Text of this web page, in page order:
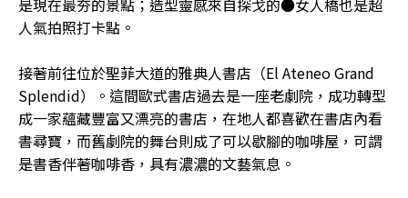
是現在最夯的景點；造型靈感來自探戈的●女人橋也是超
人氣拍照打卡點。
接著前往位於聖菲大道的雅典人書店（El Ateneo Grand
Splendid）。這間歐式書店過去是一座老劇院，成功轉型
成一家蘊藏豐富又漂亮的書店，在地人都喜歡在書店內看
書尋寶，而舊劇院的舞台則成了可以歇腳的咖啡屋，可謂
是書香伴著咖啡香，具有濃濃的文藝氣息。